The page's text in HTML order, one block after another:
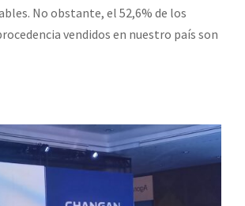
No obstante, el 52,6% de los
vendidos en nuestro país son